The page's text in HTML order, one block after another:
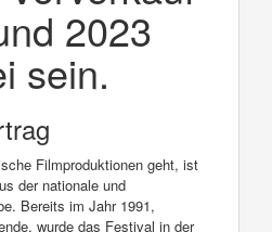
2023
sein.
Filmproduktionen geht, ist
der nationale und
Bereits im Jahr 1991,
wurde das Festival in der